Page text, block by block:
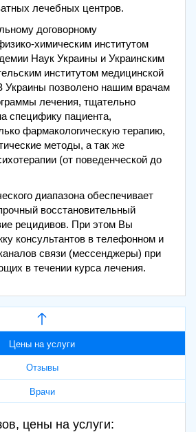
лечебных центров.
договорному
химическим институтом
Наук Украины и Украинским
институтом медицинской
позволено нашим врачам
лечения, тщательно
специфику пациента,
фармакологическую терапию,
методы, а так же
(от поведенческой до
диапазона обеспечивает
восстановительный
рецидивов. При этом Вы
консультантов в телефонном и
связи (мессенджеры) при
в течении курса лечения.
Цены на услуги
Отзывы
Врачи
цены на услуги: